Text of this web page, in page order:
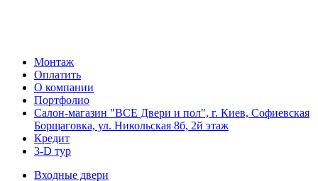
Монтаж
Оплатить
О компании
Портфолио
Салон-магазин "ВСЕ Двери и пол", г. Киев, Софиевская
Борщаговка, ул. Никольская 8б, 2й этаж
Кредит
3-D тур
Входные двери